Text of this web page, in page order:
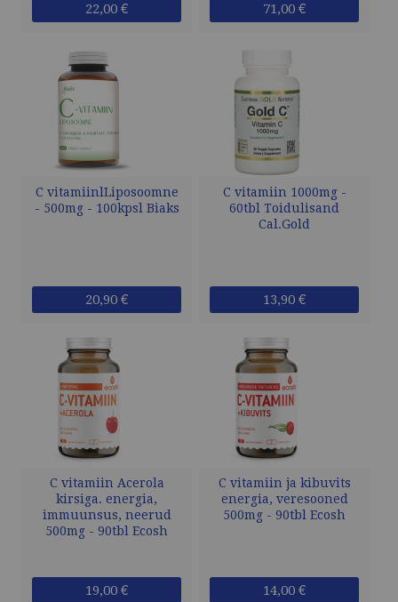
22,00 € 71,00 €
C vitamiinlLiposoomne
- 500mg - 100kpsl Biaks
20,90 €
C vitamiin 1000mg -
60tbl Toidulisand
Cal.Gold
13,90 €
C vitamiin Acerola
kirsiga. energia,
immuunsus, neerud
500mg - 90tbl Ecosh
19,00 €
C vitamiin ja kibuvits
energia, veresooned
500mg - 90tbl Ecosh
14,00 €